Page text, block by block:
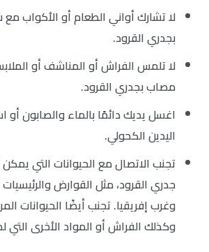
لا تشارك أواني الطعام أو
بجدري القرود.
لا تلمس الفراش أو المناشف أو
مصاب بجدري القرود.
اغسل يديك دائمًا بالماء والصابون
اليدين الكحولي.
تجنب الاتصال مع الحيوانات التي
جدري القرود، مثل القوارض
وغرب إفريقيا. تجنب أيضًا الحيوانات
وكذلك الفراش أو المواد الأخرى التي